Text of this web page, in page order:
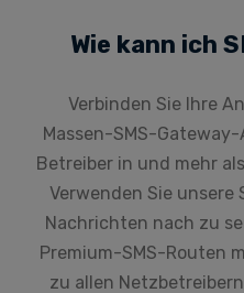
Wie kann ich
Verbinden Sie Ihre
Massen-SMS-
Betreiber in und mehr
Verwenden Sie unsere
Nachrichten nach zu
Premium-SMS-Routen
zu allen